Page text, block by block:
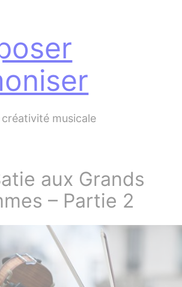
musicale
aux Grands
– Partie 2